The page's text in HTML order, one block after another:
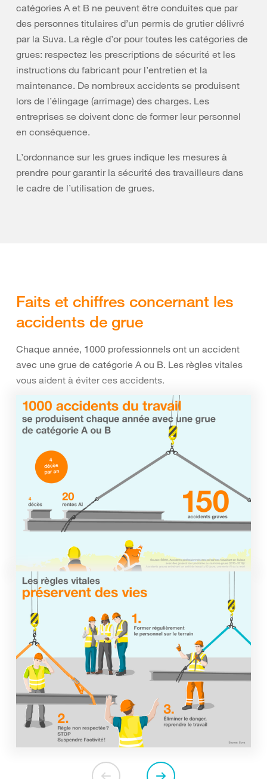
catégories A et B ne peuvent être conduites que par
des personnes titulaires d’un permis de grutier délivré
par la Suva. La règle d’or pour toutes les catégories de
grues: respectez les prescriptions de sécurité et les
instructions du fabricant pour l’entretien et la
maintenance. De nombreux accidents se produisent
lors de l’élingage (arrimage) des charges. Les
entreprises se doivent donc de former leur personnel
en conséquence.
L’ordonnance sur les grues indique les mesures à
prendre pour garantir la sécurité des travailleurs dans
le cadre de l’utilisation de grues.
Faits et chiffres concernant les
accidents de grue
Chaque année, 1000 professionnels ont un accident
avec une grue de catégorie A ou B. Les règles vitales
vous aident à éviter ces accidents.